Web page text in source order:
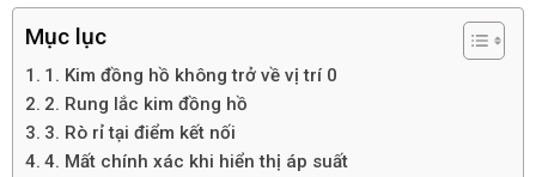
Mục lục
1. Kim đồng hồ không trở về vị trí 0
2. Rung lắc kim đồng hồ
3. Rò rỉ tại điểm kết nối
4. Mất chính xác khi hiển thị áp suất